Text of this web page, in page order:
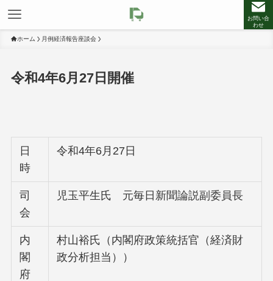
お問い合
わせ
ホーム 月例経済報告座談会
令和4年6月27日開催
日
時
令和4年6月27日
司
会
児玉平生氏 元毎日新聞論説副委員長
内
閣
府
村山裕氏（内閣府政策統括官（経済財
政分析担当））